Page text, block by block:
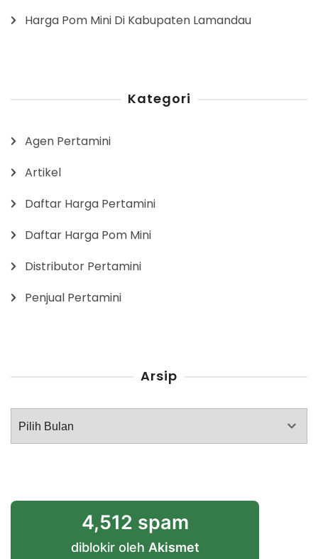
Harga Pom Mini Di Kabupaten Lamandau
Kategori
Agen Pertamini
Artikel
Daftar Harga Pertamini
Daftar Harga Pom Mini
Distributor Pertamini
Penjual Pertamini
Arsip
Arsip
4,512 spam
diblokir oleh Akismet